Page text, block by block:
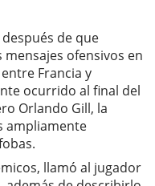
de que
ofensivos en
Francia y
ocurrido al final del
Orlando Gill, la
ampliamente
llamó al jugador